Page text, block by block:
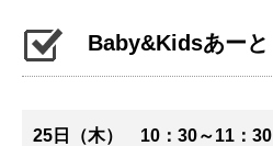
Baby&Kidsあーと
25日（木） 10：30～11：30